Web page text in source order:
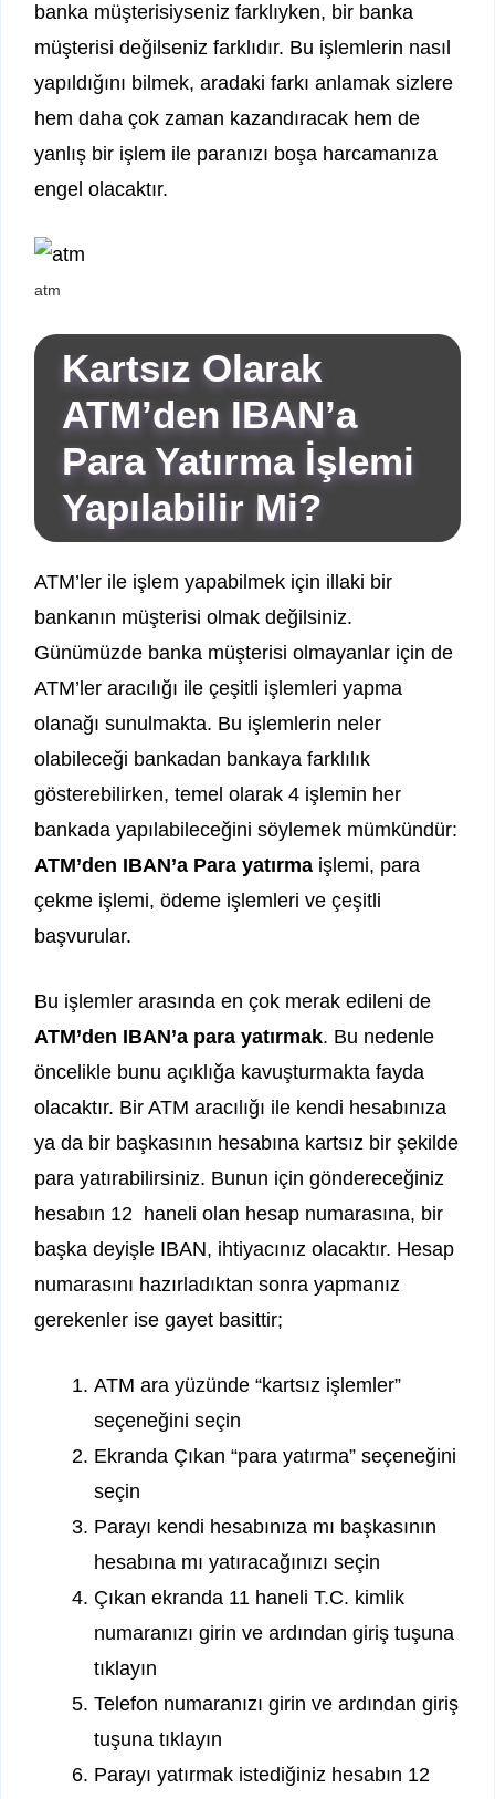
banka müşterisiyseniz farklıyken, bir banka
müşterisi değilseniz farklıdır. Bu işlemlerin nasıl
yapıldığını bilmek, aradaki farkı anlamak sizlere
hem daha çok zaman kazandıracak hem de
yanlış bir işlem ile paranızı boşa harcamanıza
engel olacaktır.
atm
Kartsız Olarak
ATM’den IBAN’a
Para Yatırma İşlemi
Yapılabilir Mi?
ATM’ler ile işlem yapabilmek için illaki bir
bankanın müşterisi olmak değilsiniz.
Günümüzde banka müşterisi olmayanlar için de
ATM’ler aracılığı ile çeşitli işlemleri yapma
olanağı sunulmakta. Bu işlemlerin neler
olabileceği bankadan bankaya farklılık
gösterebilirken, temel olarak 4 işlemin her
bankada yapılabileceğini söylemek mümkündür:
ATM’den IBAN’a Para yatırma işlemi, para
çekme işlemi, ödeme işlemleri ve çeşitli
başvurular.
Bu işlemler arasında en çok merak edileni de
ATM’den IBAN’a para yatırmak. Bu nedenle
öncelikle bunu açıklığa kavuşturmakta fayda
olacaktır. Bir ATM aracılığı ile kendi hesabınıza
ya da bir başkasının hesabına kartsız bir şekilde
para yatırabilirsiniz. Bunun için göndereceğiniz
hesabın 12 haneli olan hesap numarasına, bir
başka deyişle IBAN, ihtiyacınız olacaktır. Hesap
numarasını hazırladıktan sonra yapmanız
gerekenler ise gayet basittir;
ATM ara yüzünde “kartsız işlemler”
seçeneğini seçin
Ekranda Çıkan “para yatırma” seçeneğini
seçin
Parayı kendi hesabınıza mı başkasının
hesabına mı yatıracağınızı seçin
Çıkan ekranda 11 haneli T.C. kimlik
numaranızı girin ve ardından giriş tuşuna
tıklayın
Telefon numaranızı girin ve ardından giriş
tuşuna tıklayın
Parayı yatırmak istediğiniz hesabın 12